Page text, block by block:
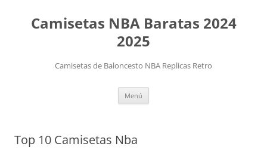
Camisetas NBA Baratas 2024
2025
Camisetas de Baloncesto NBA Replicas Retro
Menú
Top 10 Camisetas Nba